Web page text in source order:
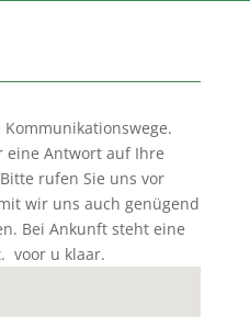
eine Antwort auf Ihre
rufen Sie uns vor
wir uns auch genügend
Bei Ankunft steht eine
voor u klaar.